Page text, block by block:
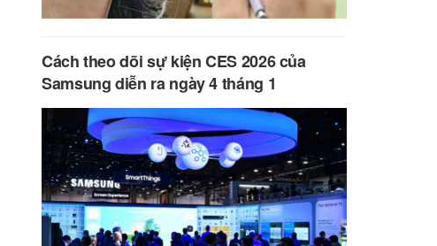
Cách theo dõi sự kiện CES 2026 của
Samsung diễn ra ngày 4 tháng 1